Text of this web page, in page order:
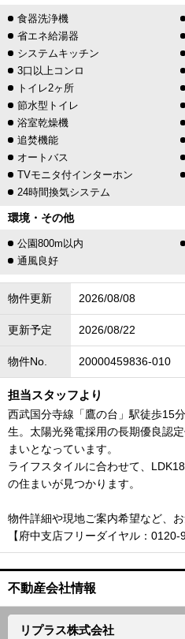
食器洗浄機
省エネ給湯器
システムキッチン
3口以上コンロ
トイレ2ヶ所
節水型トイレ
浴室乾燥機
追焚機能
オートバス
TVモニタ付インターホン
24時間換気システム
環境・その他
公園800m以内
通風良好
物件更新 2026/08/08
更新予定 2026/08/22
物件No. 20000459836-010
担当スタッフより
西武国分寺線「鷹の台」駅徒歩15
生。太陽光発電採用の長期優良認
まいとなっています。
ライフスタイルに合わせて、
の住まいが見つかります。
物件詳細や現地ご案内希望など、
【府中支店フリーダイヤル：
不動産会社情報
リプラス株式会社